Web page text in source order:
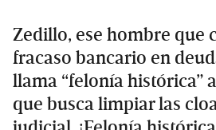
Zedillo, ese hombre que
fracaso bancario en
llama “felonía histórica”
que busca limpiar las